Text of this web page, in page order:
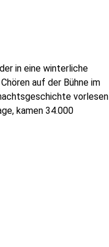
in eine winterliche
auf der Bühne im
vorlesen
kamen 34.000